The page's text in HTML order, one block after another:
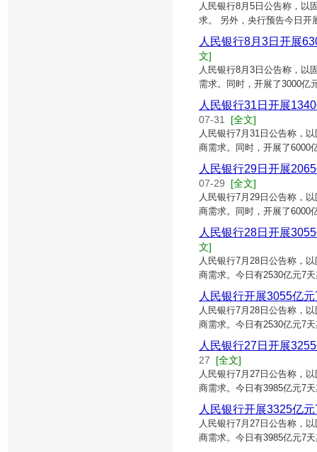
人民银行8月5日公告称，以
求。 另外，央行预告今日
人民银行8月3日开展
文]
人民银行8月3日公告称，以
需求。同时，开展了3000亿
人民银行31日开展
07-31 [全文]
人民银行7月31日公告称，
商需求。同时，开展了6000
人民银行29日开展
07-29 [全文]
人民银行7月29日公告称，
商需求。同时，开展了6000
人民银行28日开展
文]
人民银行7月28日公告称，
商需求。今日有2530亿元7
人民银行开展3055亿
人民银行7月28日公告称，
商需求。今日有2530亿元7
人民银行27日开展
27 [全文]
人民银行7月27日公告称，
商需求。今日有3985亿元7
人民银行开展3325亿
人民银行7月27日公告称，
商需求。今日有3985亿元7